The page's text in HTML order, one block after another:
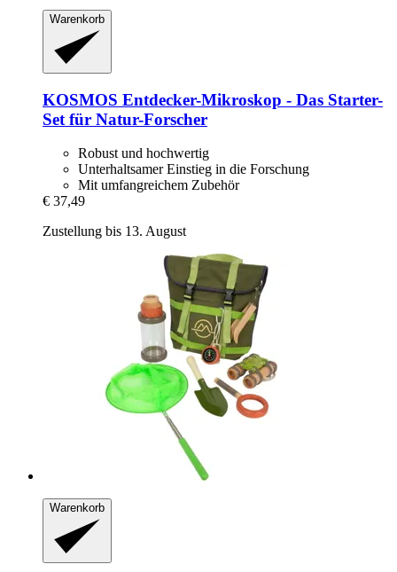
Warenkorb
KOSMOS Entdecker-​Mikroskop -​ Das Starter-​
Set für Natur-​Forscher
Robust und hochwertig
Unterhaltsamer Einstieg in die Forschung
Mit umfangreichem Zubehör
€ 37,49
Zustellung bis 13. August
Warenkorb